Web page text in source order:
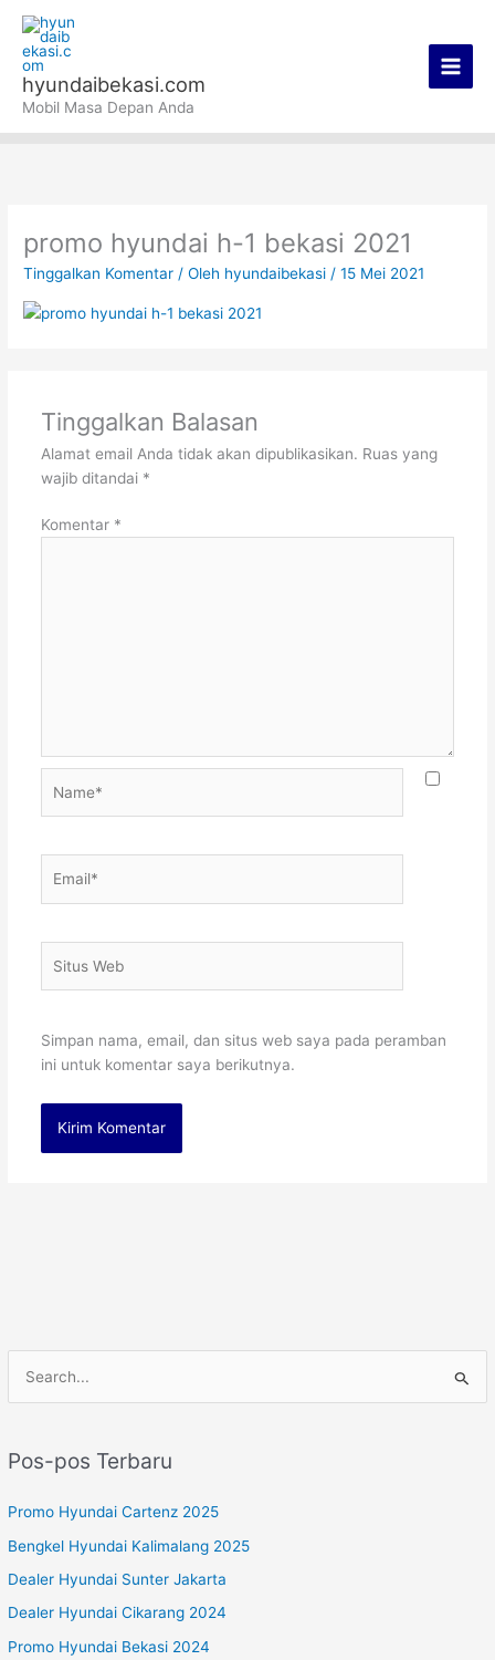
konten
hyundaibekasi.com
Mobil Masa Depan Anda
i
u
k
:
Pos-pos Terbaru
Promo Hyundai Cartenz 2025
Bengkel Hyundai Kalimalang 2025
Dealer Hyundai Sunter Jakarta
Dealer Hyundai Cikarang 2024
Promo Hyundai Bekasi 2024
promo hyundai h-1 bekasi 2021
Tinggalkan Komentar / Oleh hyundaibekasi/15 Mei 2021
Tinggalkan Balasan
Alamat email Anda tidak akan dipublikasikan. Ruas yang
wajib ditandai *
Komentar *
Web
Simpan nama, email, dan situs web saya pada peramban
ini untuk komentar saya berikutnya.